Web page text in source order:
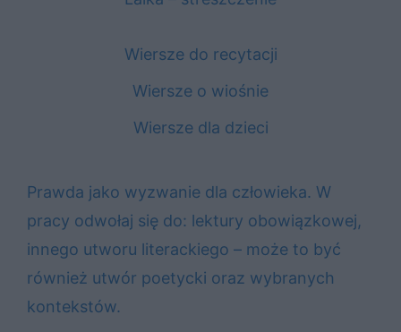
Wiersze do recytacji
Wiersze o wiośnie
Wiersze dla dzieci
Prawda jako wyzwanie dla człowieka. W
pracy odwołaj się do: lektury obowiązkowej,
innego utworu literackiego – może to być
również utwór poetycki oraz wybranych
kontekstów.